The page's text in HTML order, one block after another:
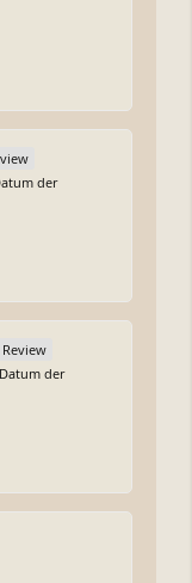
der
der